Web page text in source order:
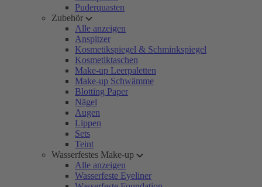
Puderquasten
Zubehör
Alle anzeigen
Anspitzer
Kosmetikspiegel & Schminkspiegel
Kosmetiktaschen
Make-up Leerpaletten
Make-up Schwämme
Blotting Paper
Nägel
Augen
Lippen
Sets
Teint
Wasserfestes Make-up
Alle anzeigen
Wasserfeste Eyeliner